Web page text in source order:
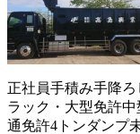
正社員手積み手降ろ
ラック・大型免許中
通免許4トンダンプ